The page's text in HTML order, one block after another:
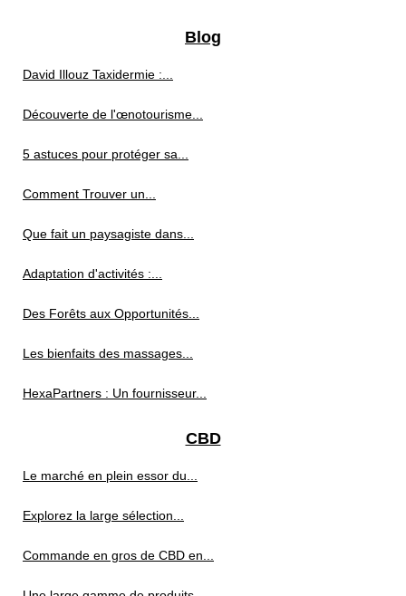
Blog
David Illouz Taxidermie :...
Découverte de l'œnotourisme...
5 astuces pour protéger sa...
Comment Trouver un...
Que fait un paysagiste dans...
Adaptation d'activités :...
Des Forêts aux Opportunités...
Les bienfaits des massages...
HexaPartners : Un fournisseur...
CBD
Le marché en plein essor du...
Explorez la large sélection...
Commande en gros de CBD en...